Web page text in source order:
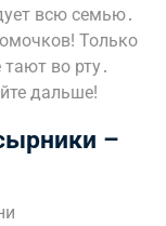
всю семью․
Только
во рту․
дальше!
–